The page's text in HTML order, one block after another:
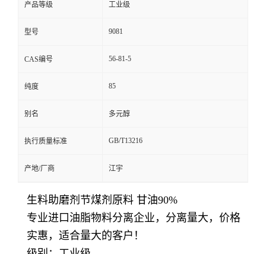
产品等级 工业级
型号 9081
CAS编号 56-81-5
纯度 85
别名 多元醇
执行质量标准 GB/T13216
产地/厂商 江宇
生料助磨剂节煤剂原料 甘油90%
专业进口油脂物料分离企业，分离量大，价格
实惠，适合量大的客户！